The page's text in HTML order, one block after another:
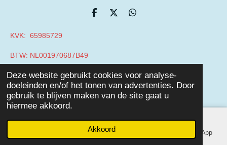
Deze website gebruikt cookies voor analyse-
doeleinden en/of het tonen van advertenties. Door
gebruik te blijven maken van de site gaat u
hiermee akkoord.
Akkoord
D
D
D
KVK: 65985729
BTW: NL001970687B49
Powered by JouwWeb
Telefoonnummer WhatsApp